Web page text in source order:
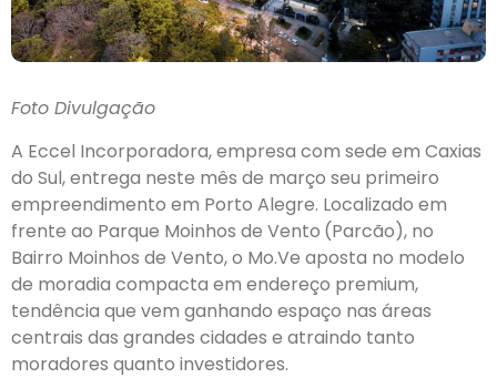
Foto Divulgação
A Eccel Incorporadora, empresa com sede em Caxias
do Sul, entrega neste mês de março seu primeiro
empreendimento em Porto Alegre. Localizado em
frente ao Parque Moinhos de Vento (Parcão), no
Bairro Moinhos de Vento, o Mo.Ve aposta no modelo
de moradia compacta em endereço premium,
tendência que vem ganhando espaço nas áreas
centrais das grandes cidades e atraindo tanto
moradores quanto investidores.